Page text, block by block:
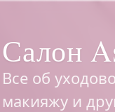
Салон
Все об
макияжу и